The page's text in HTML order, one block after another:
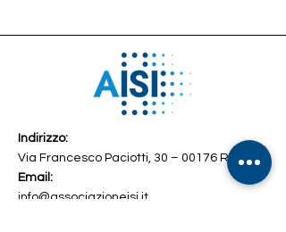
Indirizzo:
Via Francesco Paciotti, 30 – 00176 Roma
Email:
info@associazioneisi.it